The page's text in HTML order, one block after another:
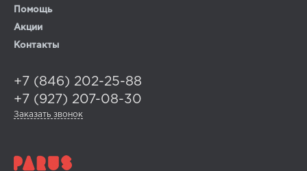
Помощь
Акции
Контакты
+7 (846) 202-25-88
+7 (927) 207-08-30
Заказать звонок